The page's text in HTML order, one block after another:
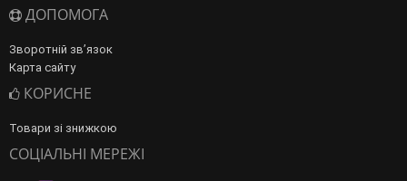
ДОПОМОГА
Зворотній зв’язок
Карта сайту
КОРИСНЕ
Товари зі знижкою
СОЦІАЛЬНІ МЕРЕЖІ